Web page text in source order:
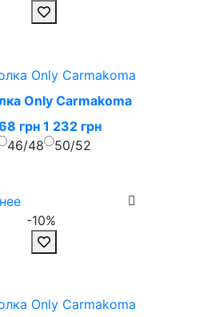
Only Carmakoma
грн 1 232 грн
46/48
50/52
-10%